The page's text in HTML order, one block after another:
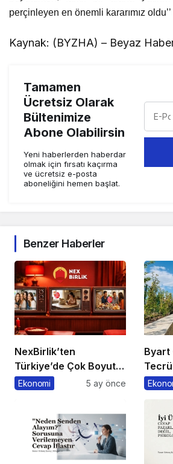
perçinleyen en önemli kararımız
Kaynak: (BYZHA) – Beyaz
Tamamen
Ücretsiz Olarak
Bültenimize
Abone Olabilirsin
Yeni haberlerden haberdar
olmak için fırsatı kaçırma
ve ücretsiz e-posta
aboneliğini hemen başlat.
Benzer Haberler
NexBirlik’ten
Türkiye’de Çok Boyutlu
Marka Hamlesi
Ekonomi 5 ay önce
Byart